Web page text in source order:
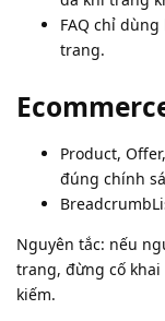
FAQ chỉ
trang.
Product,
đúng chính
Nguyên tắc: nếu
trang, đừng cố
kiếm.